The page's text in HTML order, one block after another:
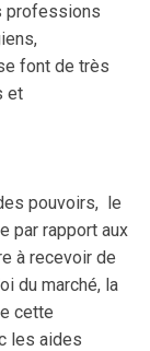
professions
font de très
et
pouvoirs, le
par rapport aux
à recevoir de
du marché, la
cette
les aides